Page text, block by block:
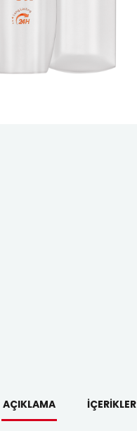
AÇIKLAMA İÇERIKLER